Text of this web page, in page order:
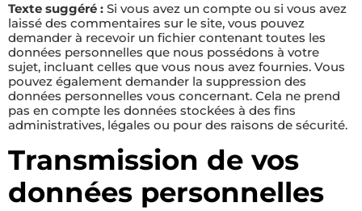
Texte suggéré : Si vous avez un compte ou si vous avez
laissé des commentaires sur le site, vous pouvez
demander à recevoir un fichier contenant toutes les
données personnelles que nous possédons à votre
sujet, incluant celles que vous nous avez fournies. Vous
pouvez également demander la suppression des
données personnelles vous concernant. Cela ne prend
pas en compte les données stockées à des fins
administratives, légales ou pour des raisons de sécurité.
Transmission de vos
données personnelles